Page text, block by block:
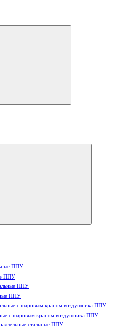
ППУ
ППУ
с шаровым краном воздушника ППУ